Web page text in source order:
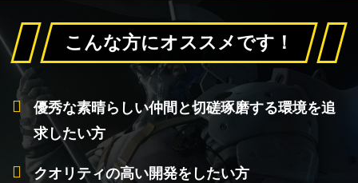
こんな方にオススメです！
優秀な素晴らしい仲間と切磋琢磨する環境を追
求したい方
クオリティの高い開発をしたい方